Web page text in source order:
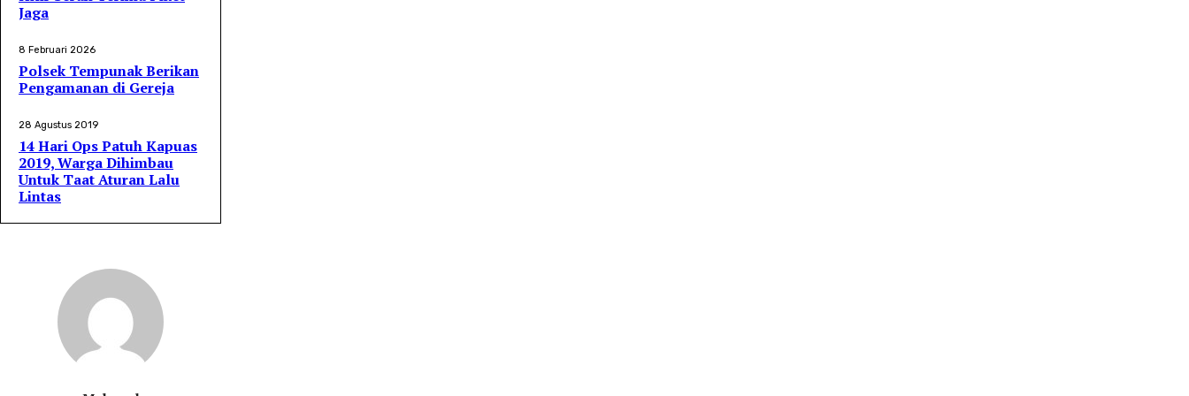
Jaga
8 Februari 2026
Polsek Tempunak Berikan
Pengamanan di Gereja
28 Agustus 2019
14 Hari Ops Patuh Kapuas
2019, Warga Dihimbau
Untuk Taat Aturan Lalu
Lintas